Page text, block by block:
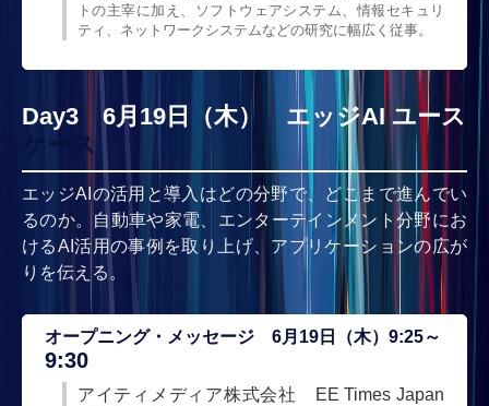
トの主宰に加え、ソフトウェアシステム、情報セキュリ
ティ、ネットワークシステムなどの研究に幅広く従事。
Day3 6月19日（木） エッジAI ユース
ケース
エッジAIの活用と導入はどの分野で、どこまで進んでい
るのか。自動車や家電、エンターテインメント分野にお
けるAI活用の事例を取り上げ、アプリケーションの広が
りを伝える。
オープニング・メッセージ 6月19日（木）9:25～
9:30
アイティメディア株式会社 EE Times Japan